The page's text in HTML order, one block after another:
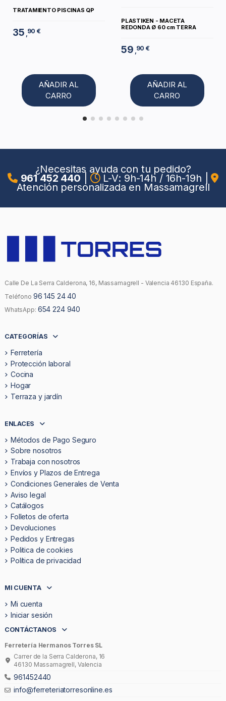
TRATAMIENTO PISCINAS QP
35 ,90 €
AÑADIR AL
CARRO
PLASTIKEN - MACETA
REDONDA Ø 60 cm TERRA
59 ,90 €
AÑADIR AL
CARRO
¿Necesitas ayuda con tu pedido?
961 452 440 L-V: 9h-14h / 16h-19h
Atención personalizada en Massamagrell
Calle De La Serra Calderona, 16, Massamagrell - Valencia 46130 España.
Teléfono 96 145 24 40
WhatsApp: 654 224 940
CATEGORÍAS
Ferretería
Protección laboral
Cocina
Hogar
Terraza y jardín
ENLACES
Métodos de Pago Seguro
Sobre nosotros
Trabaja con nosotros
Envíos y Plazos de Entrega
Condiciones Generales de Venta
Aviso legal
Catálogos
Folletos de oferta
Devoluciones
Pedidos y Entregas
Politica de cookies
Política de privacidad
MI CUENTA
Mi cuenta
Iniciar sesión
CONTÁCTANOS
Ferretería Hermanos Torres SL
Carrer de la Serra Calderona, 16
46130 Massamagrell, Valencia
961452440
info@ferreteriatorresonline.es